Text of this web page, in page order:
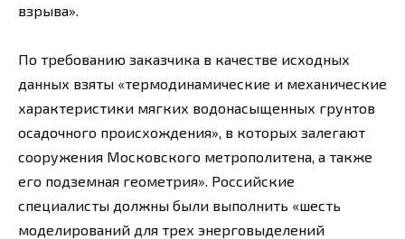
взрыва».
По требованию заказчика в качестве исходных
данных взяты «термодинамические и механические
характеристики мягких водонасыщенных грунтов
осадочного происхождения», в которых залегают
сооружения Московского метрополитена, а также
его подземная геометрия». Российские
специалисты должны были выполнить «шесть
моделирований для трех энерговыделений